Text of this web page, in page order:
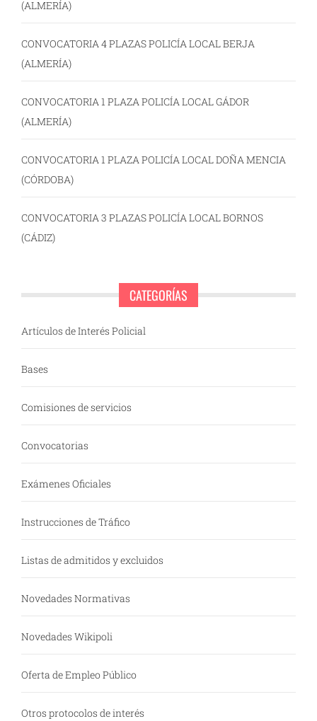
(ALMERÍA)
CONVOCATORIA 4 PLAZAS POLICÍA LOCAL BERJA
(ALMERÍA)
CONVOCATORIA 1 PLAZA POLICÍA LOCAL GÁDOR
(ALMERÍA)
CONVOCATORIA 1 PLAZA POLICÍA LOCAL DOÑA MENCIA
(CÓRDOBA)
CONVOCATORIA 3 PLAZAS POLICÍA LOCAL BORNOS
(CÁDIZ)
CATEGORÍAS
Artículos de Interés Policial
Bases
Comisiones de servicios
Convocatorias
Exámenes Oficiales
Instrucciones de Tráfico
Listas de admitidos y excluidos
Novedades Normativas
Novedades Wikipoli
Oferta de Empleo Público
Otros protocolos de interés